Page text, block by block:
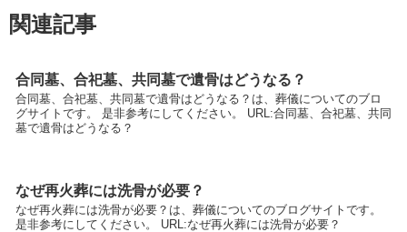
関連記事
合同墓、合祀墓、共同墓で遺骨はどうなる？
合同墓、合祀墓、共同墓で遺骨はどうなる？は、葬儀についてのブロ
グサイトです。 是非参考にしてください。 URL:合同墓、合祀墓、共同
墓で遺骨はどうなる？
なぜ再火葬には洗骨が必要？
なぜ再火葬には洗骨が必要？は、葬儀についてのブログサイトです。
是非参考にしてください。 URL:なぜ再火葬には洗骨が必要？